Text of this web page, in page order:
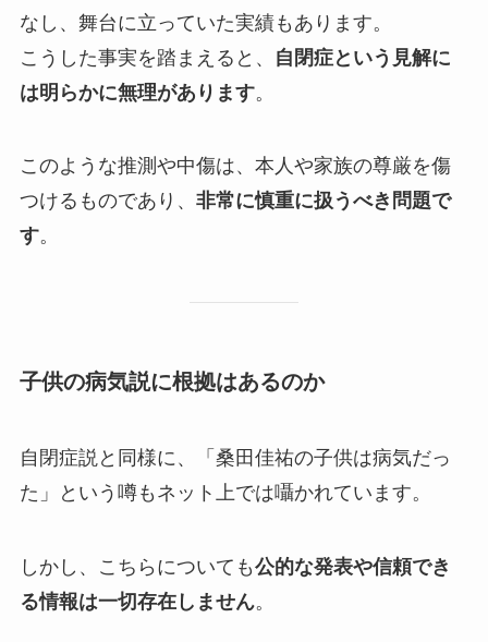
なし、舞台に立っていた実績もあります。
こうした事実を踏まえると、
自閉症という見解に
は明らかに無理があります。
このような推測や中傷は、本人や家族の尊厳を傷
つけるものであり、 非常に慎重に扱うべき問題で
す。
子供の病気説に根拠はあるのか
自閉症説と同様に、「桑田佳祐の子供は病気だっ
た」という噂もネット上では囁かれています。
しかし、こちらについても公的な発表や信頼でき
る情報は一切存在しません。